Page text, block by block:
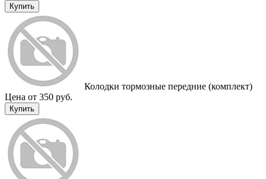
Купить
Колодки тормозные передние (комплект)
Цена от 350 руб.
Купить